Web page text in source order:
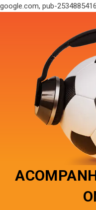
google.com, pub-